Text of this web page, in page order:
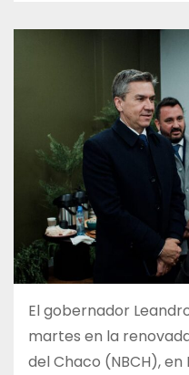
El gobernador
martes en la
del Chaco (NBCH), en